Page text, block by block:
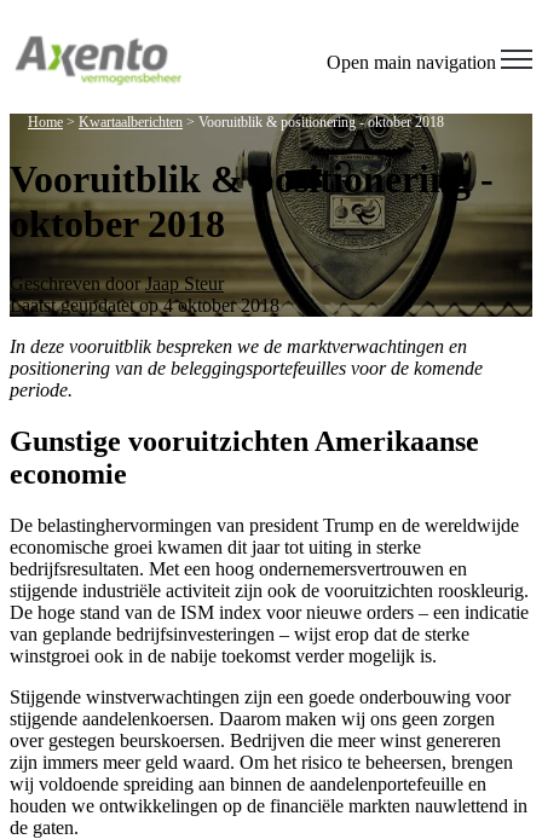
Open main navigation
Home > Kwartaalberichten > Vooruitblik & positionering - oktober 2018
Vooruitblik & positionering -
oktober 2018
Geschreven doorJaap Steur
Laatst geüpdatet op 4 oktober 2018
In deze vooruitblik bespreken we de marktverwachtingen en
positionering van de beleggingsportefeuilles voor de komende
periode.
Gunstige vooruitzichten Amerikaanse
economie
De belastinghervormingen van president Trump en de wereldwijde
economische groei kwamen dit jaar tot uiting in sterke
bedrijfsresultaten. Met een hoog ondernemersvertrouwen en
stijgende industriële activiteit zijn ook de vooruitzichten rooskleurig.
De hoge stand van de ISM index voor nieuwe orders – een indicatie
van geplande bedrijfsinvesteringen – wijst erop dat de sterke
winstgroei ook in de nabije toekomst verder mogelijk is.
Stijgende winstverwachtingen zijn een goede onderbouwing voor
stijgende aandelenkoersen. Daarom maken wij ons geen zorgen
over gestegen beurskoersen. Bedrijven die meer winst genereren
zijn immers meer geld waard. Om het risico te beheersen, brengen
wij voldoende spreiding aan binnen de aandelenportefeuille en
houden we ontwikkelingen op de financiële markten nauwlettend in
de gaten.